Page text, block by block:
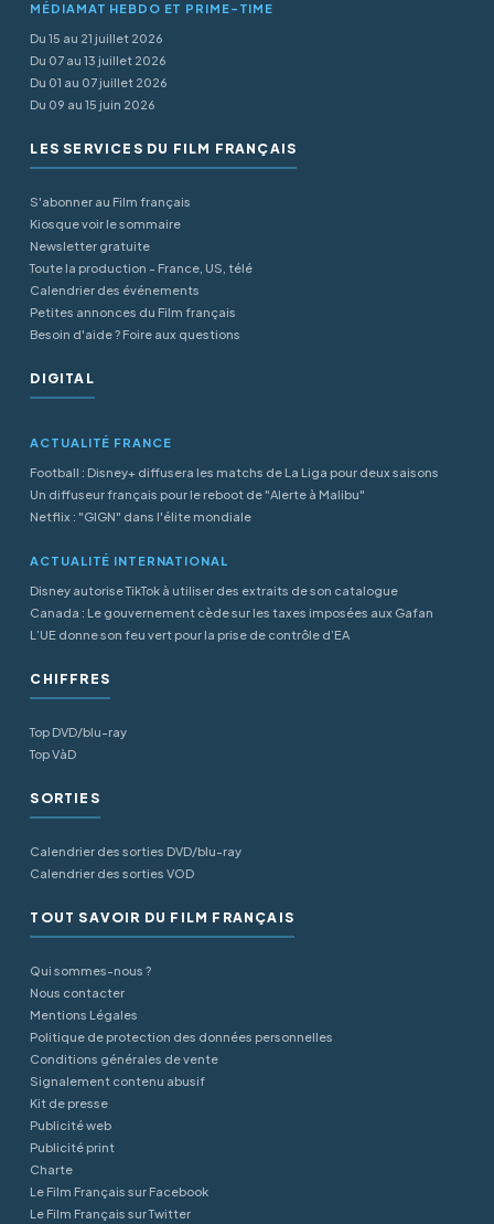
MÉDIAMAT HEBDO ET PRIME-TIME
Du 15 au 21 juillet 2026
Du 07 au 13 juillet 2026
Du 01 au 07 juillet 2026
Du 09 au 15 juin 2026
LES SERVICES DU FILM FRANÇAIS
S'abonner au Film français
Kiosque voir le sommaire
Newsletter gratuite
Toute la production - France, US, télé
Calendrier des événements
Petites annonces du Film français
Besoin d'aide ? Foire aux questions
DIGITAL
ACTUALITÉ FRANCE
Football : Disney+ diffusera les matchs de La Liga pour deux saisons
Un diffuseur français pour le reboot de "Alerte à Malibu"
Netflix : "GIGN" dans l'élite mondiale
ACTUALITÉ INTERNATIONAL
Disney autorise TikTok à utiliser des extraits de son catalogue
Canada : Le gouvernement cède sur les taxes imposées aux Gafan
L’UE donne son feu vert pour la prise de contrôle d’EA
CHIFFRES
Top DVD/blu-ray
Top VàD
SORTIES
Calendrier des sorties DVD/blu-ray
Calendrier des sorties VOD
TOUT SAVOIR DU FILM FRANÇAIS
Qui sommes-nous ?
Nous contacter
Mentions Légales
Politique de protection des données personnelles
Conditions générales de vente
Signalement contenu abusif
Kit de presse
Publicité web
Publicité print
Charte
Le Film Français sur Facebook
Le Film Français sur Twitter